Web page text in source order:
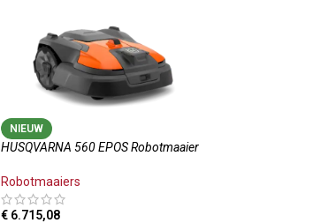
NIEUW
HUSQVARNA 560 EPOS Robotmaaier
Robotmaaiers
€ 6.715,08